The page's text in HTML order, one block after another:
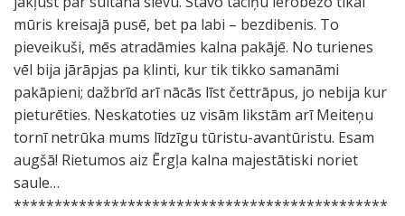
mūris kreisajā pusē, bet pa labi – bezdibenis. To
pieveikuši, mēs atradāmies kalna pakājē. No turienes
vēl bija jārāpjas pa klinti, kur tik tikko samanāmi
pakāpieni; dažbrīd arī nācās līst čettrāpus, jo nebija kur
pieturēties. Neskatoties uz visām likstām arī Meiteņu
tornī netrūka mums līdzīgu tūristu-avantūristu. Esam
augšā! Rietumos aiz Ērgļa kalna majestātiski noriet
saule…
**********************************************